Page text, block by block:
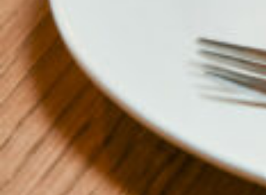
私と店のはなし
今月の京みやげ
京都の書店
CULTURE